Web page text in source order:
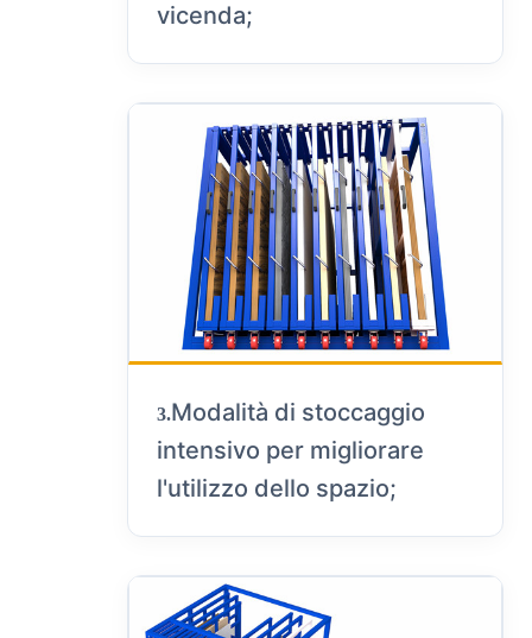
vicenda;
3.Modalità di stoccaggio
intensivo per migliorare
l'utilizzo dello spazio;